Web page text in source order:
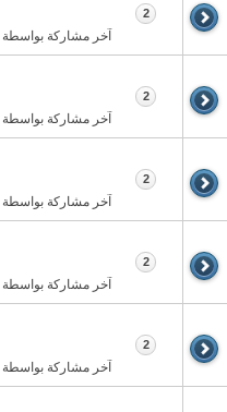
آخر مشاركة بواسطة
2
آخر مشاركة بواسطة
2
آخر مشاركة بواسطة
2
آخر مشاركة بواسطة
2
آخر مشاركة بواسطة
2